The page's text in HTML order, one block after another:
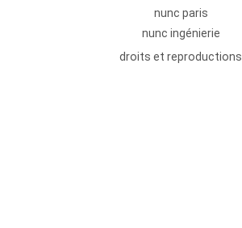
nunc paris
nunc ingénierie
droits et reproductions